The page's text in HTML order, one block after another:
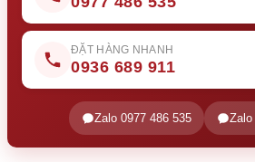
ĐẶT HÀNG NHANH
0936 689 911
Zalo 0977 486 535 Zalo